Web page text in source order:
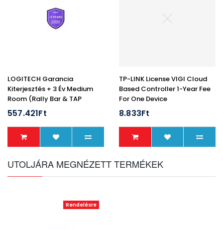
LOGITECH Garancia
Kiterjesztés + 3 Év Medium
Room (Rally Bar & TAP
Eszközhöz)
557.421Ft
TP-LINK License VIGI Cloud
Based Controller 1-Year Fee
For One Device
8.833Ft
UTOLJÁRA MEGNÉZETT TERMÉKEK
Rendelésre